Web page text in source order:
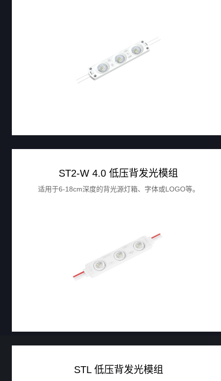
ST2-W 4.0 低压背发光模组
适用于6-18cm深度的背光源灯箱、字体或LOGO等。
STL 低压背发光模组